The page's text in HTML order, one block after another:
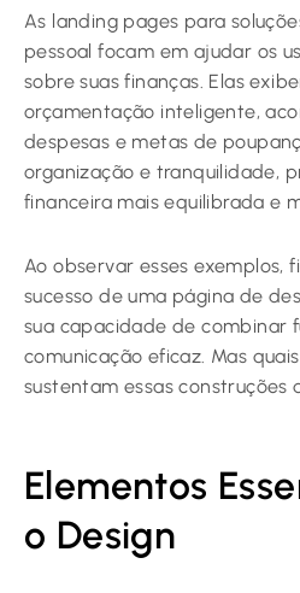
As landing pages para
pessoal focam em ajudar os
sobre suas finanças. Elas
orçamentação inteligente,
despesas e metas de
organização e tranquilidade,
financeira mais equilibrada e
Ao observar esses exemplos,
sucesso de uma página de
sua capacidade de combinar
comunicação eficaz. Mas
sustentam essas construções
Elementos
o Design